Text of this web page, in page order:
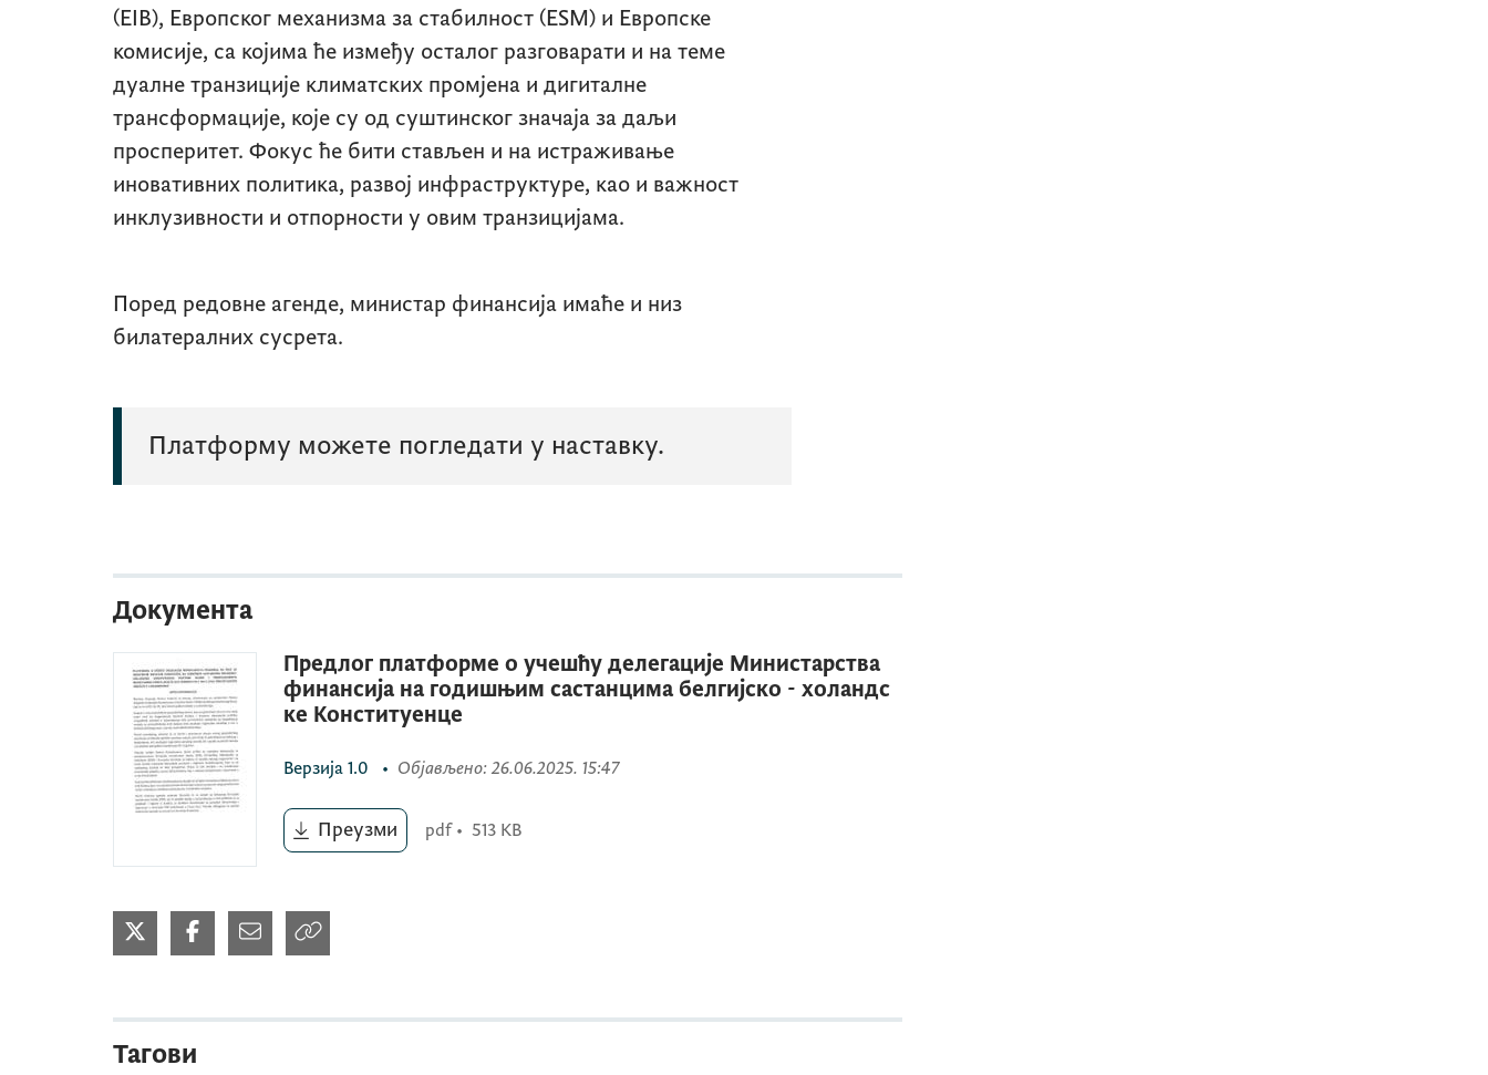
(EIB), Европског механизма за стабилност (ESM) и Европске
комисије, са којима ће између осталог разговарати и на теме
дуалне транзиције климатских промјена и дигиталне
трансформације, које су од суштинског значаја за даљи
просперитет. Фокус ће бити стављен и на истраживање
иновативних политика, развој инфраструктуре, као и важност
инклузивности и отпорности у овим транзицијама.
Поред редовне агенде, министар финансија имаће и низ
билатералних сусрета.
Платформу можете погледати у наставку.
Документа
Предлог платформе о учешћу делегације Министарства
финансија на годишњим састанцима белгијско - холандс
ке Конституенце
Верзија 1.0 • Објављено: 26.06.2025. 15:47
Преузми pdf • 513 KB
Тагови